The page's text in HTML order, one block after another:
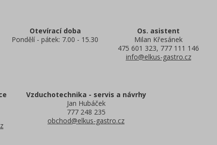
Otevírací doba
Pondělí - pátek: 7.00 - 15.30
Os. asistent
Milan Křesánek
475 601 323, 777 111 146
info@elkus-gastro.cz
Vzduchotechnika - servis a návrhy
Jan Hubáček
777 248 235
obchod@elkus-gastro.cz